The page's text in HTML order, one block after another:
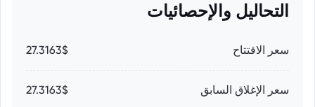
التحاليل والإحصائيات
سعر الاقتتاح 27.3163$
سعر الإغلاق السابق 27.3163$